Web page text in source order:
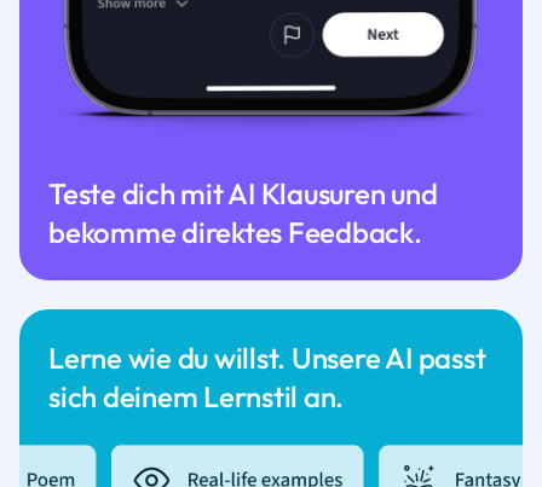
Lerne wie du willst. Unsere AI passt
sich deinem Lernstil an.
Teste dich mit AI Klausuren und
bekomme direktes Feedback.